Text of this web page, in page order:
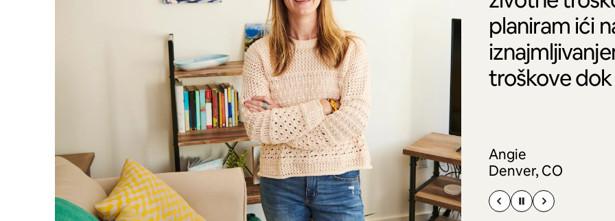
planiram ići
troškove dok
Angie
Denver, CO